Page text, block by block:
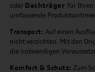
oder Dachträger für Ihren
umfassende
Transport: Auf einen
nicht verzichten. Mit den
die notwendigen
Komfort & Schutz: Zum